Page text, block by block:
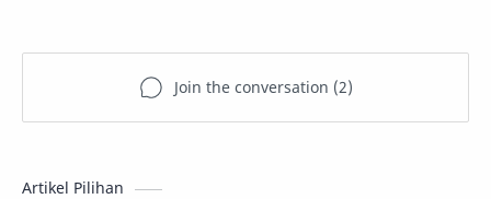
Artikel Pilihan